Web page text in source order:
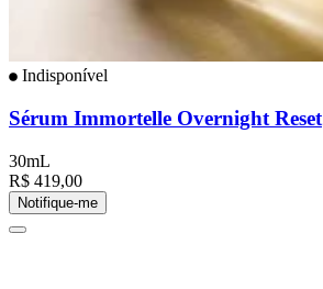
Indisponível
Sérum Immortelle Overnight Reset
30mL
R$ 419,00
Notifique-me